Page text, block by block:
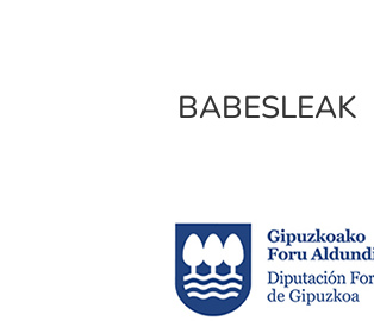
BABESLEAK